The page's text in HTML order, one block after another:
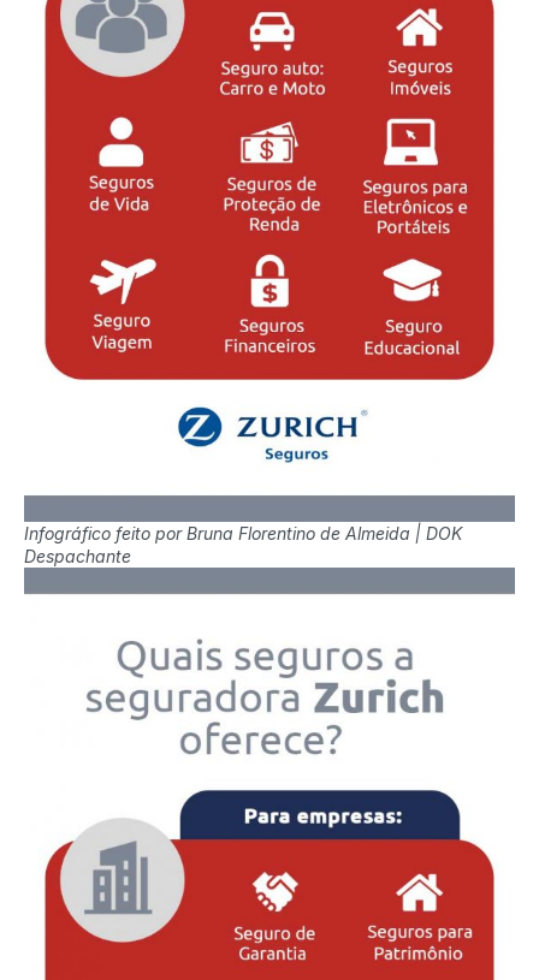
Infográfico feito por Bruna Florentino de Almeida | DOK
Despachante